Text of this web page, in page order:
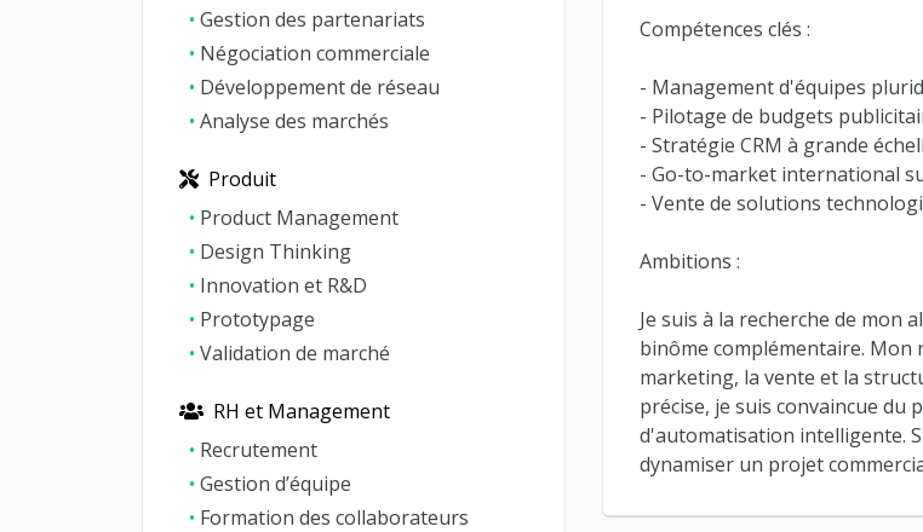
Compétences clés :
- Management d'équipes
- Pilotage de budgets
- Stratégie CRM à grande
- Go-to-market international
- Vente de solutions
Ambitions :
Je suis à la recherche de mon
binôme complémentaire.
marketing, la vente et la
précise, je suis convaincue du
d'automatisation intelligente.
dynamiser un projet
• Gestion des partenariats
• Négociation commerciale
• Développement de réseau
• Analyse des marchés
Produit
• Product Management
• Design Thinking
• Innovation et R&D
• Prototypage
• Validation de marché
RH et Management
• Recrutement
• Gestion d’équipe
• Formation des collaborateurs